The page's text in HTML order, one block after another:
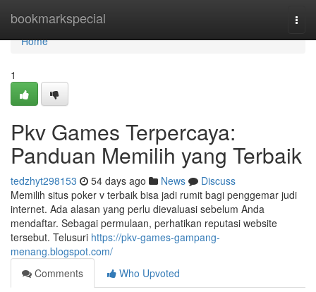
bookmarkspecial
Home
Home
1
Pkv Games Terpercaya:
Panduan Memilih yang Terbaik
tedzhyt298153 54 days ago News
Discuss
Memilih situs poker v terbaik bisa jadi rumit bagi penggemar judi
internet. Ada alasan yang perlu dievaluasi sebelum Anda
mendaftar. Sebagai permulaan, perhatikan reputasi website
tersebut. Telusuri https://pkv-games-gampang-
menang.blogspot.com/
Comments
Who Upvoted